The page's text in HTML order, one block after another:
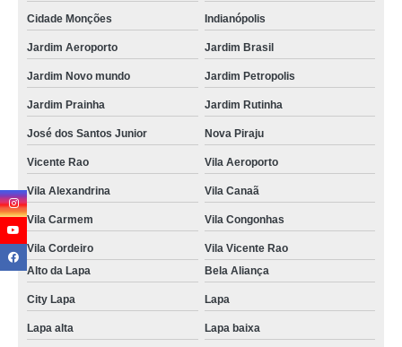
Cidade Monções Indianópolis
Jardim Aeroporto Jardim Brasil
Jardim Novo mundo Jardim Petropolis
Jardim Prainha Jardim Rutinha
José dos Santos Junior Nova Piraju
Vicente Rao Vila Aeroporto
Vila Alexandrina Vila Canaã
Vila Carmem Vila Congonhas
Vila Cordeiro
Vila Vicente Rao
Alto da Lapa
Bela Aliança
City Lapa Lapa
Lapa alta Lapa baixa